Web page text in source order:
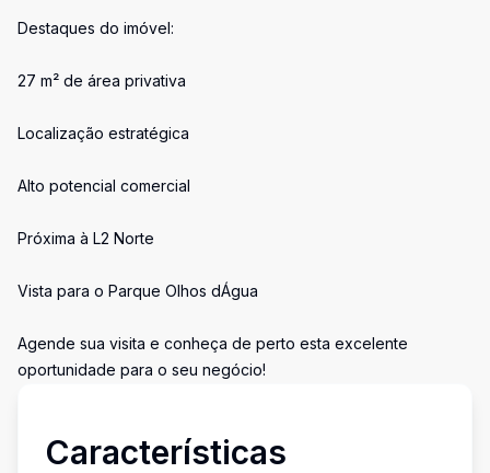
Destaques do imóvel:
27 m² de área privativa
Localização estratégica
Alto potencial comercial
Próxima à L2 Norte
Vista para o Parque Olhos dÁgua
Agende sua visita e conheça de perto esta excelente
oportunidade para o seu negócio!
Características